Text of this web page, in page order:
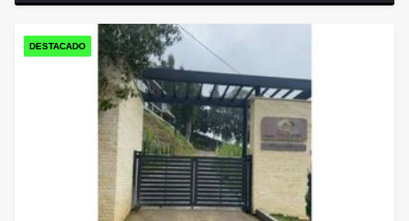
DESTACADO